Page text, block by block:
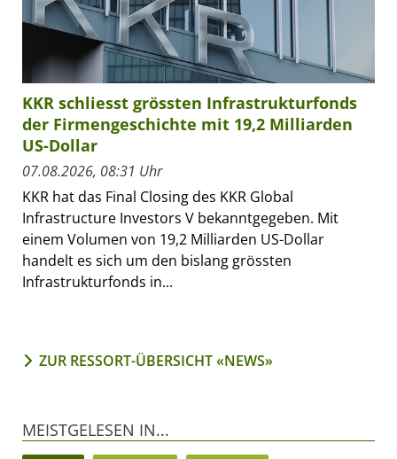
KKR schliesst grössten Infrastrukturfonds
der Firmengeschichte mit 19,2 Milliarden
US-Dollar
07.08.2026, 08:31 Uhr
KKR hat das Final Closing des KKR Global
Infrastructure Investors V bekanntgegeben. Mit
einem Volumen von 19,2 Milliarden US-Dollar
handelt es sich um den bislang grössten
Infrastrukturfonds in...
ZUR RESSORT-ÜBERSICHT «NEWS»
MEISTGELESEN IN...